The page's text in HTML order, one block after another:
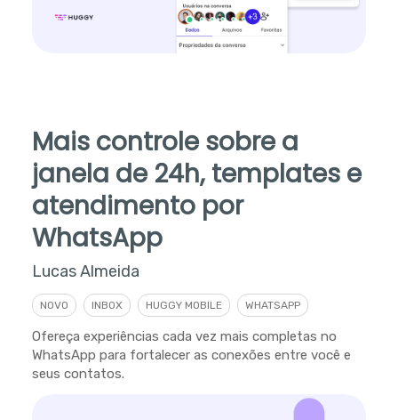
Mais controle sobre a
janela de 24h, templates e
atendimento por
WhatsApp
Lucas Almeida
NOVO INBOX HUGGY MOBILE WHATSAPP
Ofereça experiências cada vez mais completas no
WhatsApp para fortalecer as conexões entre você e
seus contatos.